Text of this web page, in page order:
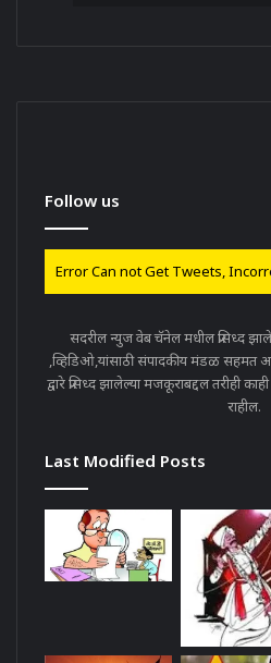
Follow us
Error Can not Get Tweets,
सदरील न्युज वेब चॅनेल मधील प्रसिध्द
,व्हिडिओ,यांसाठी संपादकीय मंडळ सहमत
द्वारे प्रसिध्द झालेल्या मजकूराबद्दल तरीही
राहील.
Last Modified Posts